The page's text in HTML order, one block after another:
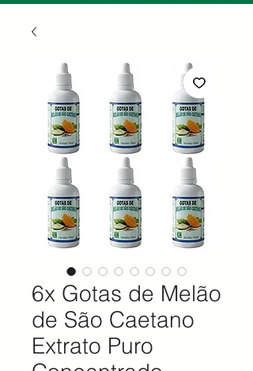
6x Gotas de Melão
de São Caetano
Extrato Puro